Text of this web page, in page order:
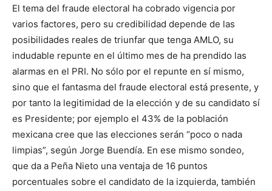
El tema del fraude electoral ha cobrado vigencia por
varios factores, pero su credibilidad depende de las
posibilidades reales de triunfar que tenga AMLO, su
indudable repunte en el último mes de ha prendido las
alarmas en el PRI. No sólo por el repunte en sí mismo,
sino que el fantasma del fraude electoral está presente, y
por tanto la legitimidad de la elección y de su candidato sí
es Presidente; por ejemplo el 43% de la población
mexicana cree que las elecciones serán “poco o nada
limpias”, según Jorge Buendía. En ese mismo sondeo,
que da a Peña Nieto una ventaja de 16 puntos
porcentuales sobre el candidato de la izquierda, también